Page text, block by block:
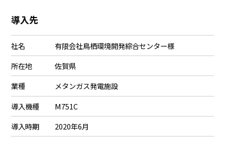
導入先
社名
有限会社鳥栖環境開発綜合センター様
所在地
佐賀県
業種
メタンガス発電施設
導入機種
M751C
導入時期
2020年6月